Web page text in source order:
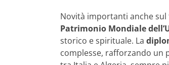
Novità importanti anche
Patrimonio Mondiale
storico e spirituale. La
complesse, rafforzando un